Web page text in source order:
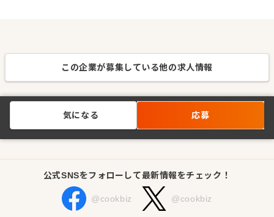
この企業が募集している他の求人情報
気になる 応募
公式SNSをフォローして最新情報をチェック！
@cookbiz @cookbiz